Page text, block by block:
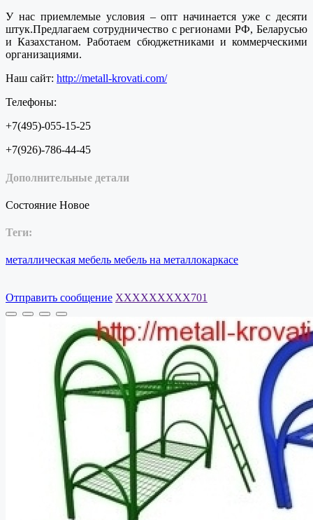
У нас приемлемые условия – опт начинается уже с десяти
штук.Предлагаем сотрудничество с регионами РФ, Беларусью
и Казахстаном. Работаем сбюджетниками и коммерческими
организациями.
Наш сайт: http://metall-krovati.com/
Телефоны:
+7(495)-055-15-25
+7(926)-786-44-45
Дополнительные детали
Состояние Новое
Теги:
металлическая мебель мебель на металлокаркасе
Отправить сообщение XXXXXXXXX701